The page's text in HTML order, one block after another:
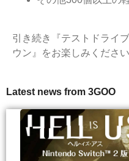
引き続き『テストドライ
ウン』をお楽しみください
Latest news from 3GOO